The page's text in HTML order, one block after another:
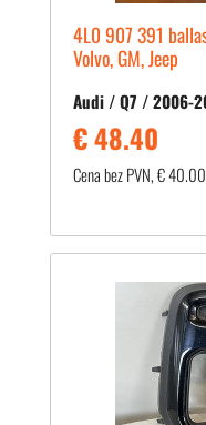
4L0 907 391
Volvo, GM, Jeep
Audi / Q7 / 2006-
€ 48.40
Cena bez PVN, € 40.00